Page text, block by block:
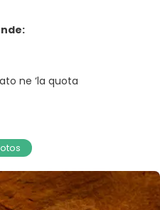
ne ‘la quota